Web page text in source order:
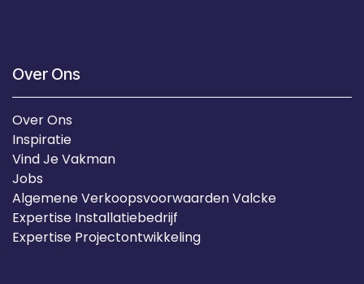
Over Ons
Over Ons
Inspiratie
Vind Je Vakman
Jobs
Algemene Verkoopsvoorwaarden Valcke
Expertise Installatiebedrijf
Expertise Projectontwikkeling